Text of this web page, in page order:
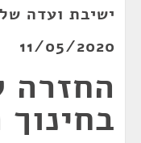
11/05/2020
החזרה